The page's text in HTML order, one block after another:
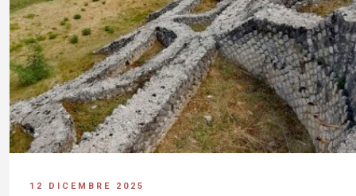
12 DICEMBRE 2025